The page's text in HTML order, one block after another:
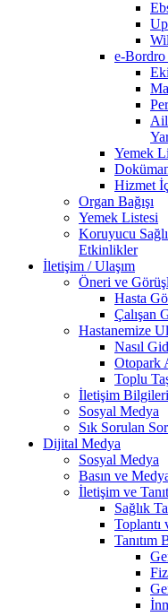
e-Bordro
Yemek
Hizmet
Organ Bağışı
Yemek Listesi
Koruyucu
Etkinlikler
İletişim / Ulaşım
Öneri ve
Hasta
Çalışan
Hastanemize
Nasıl
Otopark
Toplu
İletişim Bilgileri
Sosyal Medya
Sık Sorulan
Dijital Medya
Sosyal Medya
Basın ve
İletişim ve
Sağlık
Toplantı
Tanıtım